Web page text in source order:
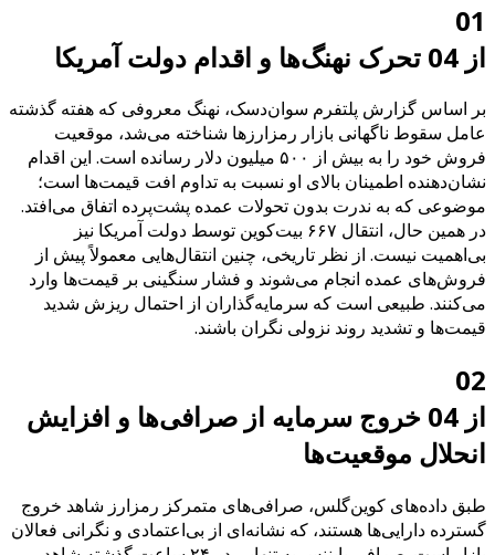
01
از 04 تحرک نهنگ‌ها و اقدام دولت آمریکا
بر اساس گزارش پلتفرم سوان‌دسک، نهنگ معروفی که هفته گذشته
عامل سقوط ناگهانی بازار رمزارزها شناخته می‌شد، موقعیت
فروش خود را به بیش از ۵۰۰ میلیون دلار رسانده است. این اقدام
نشان‌دهنده اطمینان بالای او نسبت به تداوم افت قیمت‌ها است؛
موضوعی که به ندرت بدون تحولات عمده پشت‌پرده اتفاق می‌افتد.
در همین حال، انتقال ۶۶۷ بیت‌کوین توسط دولت آمریکا نیز
بی‌اهمیت نیست. از نظر تاریخی، چنین انتقال‌هایی معمولاً پیش از
فروش‌های عمده انجام می‌شوند و فشار سنگینی بر قیمت‌ها وارد
می‌کنند. طبیعی است که سرمایه‌گذاران از احتمال ریزش شدید
قیمت‌ها و تشدید روند نزولی نگران باشند.
02
از 04 خروج سرمایه از صرافی‌ها و افزایش
انحلال موقعیت‌ها
طبق داده‌های کوین‌گلس، صرافی‌های متمرکز رمزارز شاهد خروج
گسترده دارایی‌ها هستند، که نشانه‌ای از بی‌اعتمادی و نگرانی فعالان